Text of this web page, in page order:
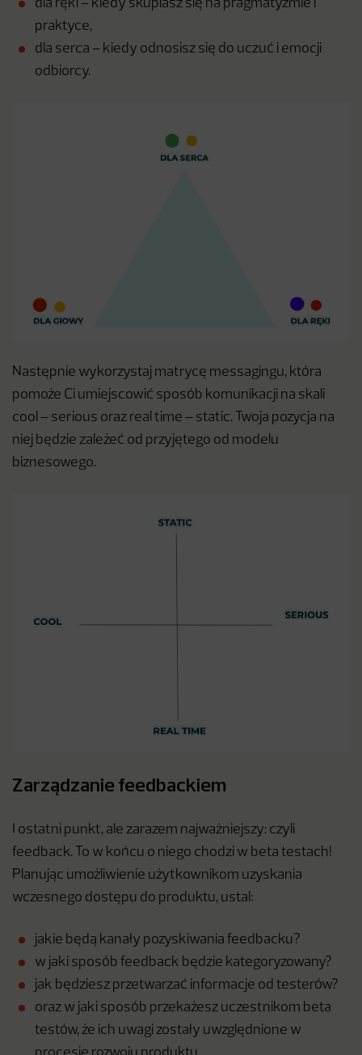
dla ręki – kiedy skupiasz się na pragmatyzmie i
praktyce,
dla serca – kiedy odnosisz się do uczuć i emocji
odbiorcy.
Następnie wykorzystaj matrycę messagingu, która
pomoże Ci umiejscowić sposób komunikacji na skali
cool – serious oraz real time – static. Twoja pozycja na
niej będzie zależeć od przyjętego od modelu
biznesowego.
Zarządzanie feedbackiem
I ostatni punkt, ale zarazem najważniejszy: czyli
feedback. To w końcu o niego chodzi w beta testach!
Planując umożliwienie użytkownikom uzyskania
wczesnego dostępu do produktu, ustal:
jakie będą kanały pozyskiwania feedbacku?
w jaki sposób feedback będzie kategoryzowany?
jak będziesz przetwarzać informacje od testerów?
oraz w jaki sposób przekażesz uczestnikom beta
testów, że ich uwagi zostały uwzględnione w